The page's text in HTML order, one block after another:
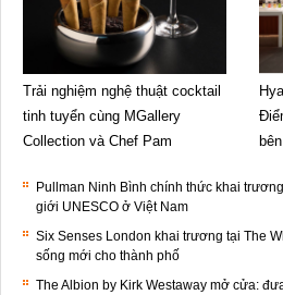
Trải nghiệm nghệ thuật cocktail
tinh tuyển cùng MGallery
Collection và Chef Pam
Pullman Ninh Bình chính thức khai
giới UNESCO ở Việt Nam
Six Senses London khai trương tại The
sống mới cho thành phố
The Albion by Kirk Westaway mở cửa: